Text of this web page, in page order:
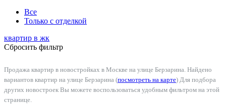
Все
Только с отделкой
квартир в жк
Сбросить фильтр
Продажа квартир в новостройках в Москве на улице Берзарина. Найдено
вариантов квартир на улице Берзарина (посмотреть на карте) Для подбора
других новостроек Вы можете воспользоваться удобным фильтром на этой
странице.